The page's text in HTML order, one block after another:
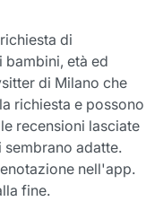
di
età ed
di Milano che
richiesta e possono
recensioni lasciate
adatte.
nell'app.
fine.